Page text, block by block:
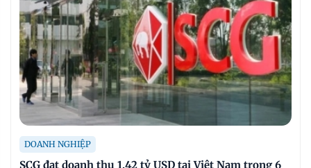
DOANH NGHIỆP
SCG đạt doanh thu 1,42 tỷ USD tại Việt Nam trong 6